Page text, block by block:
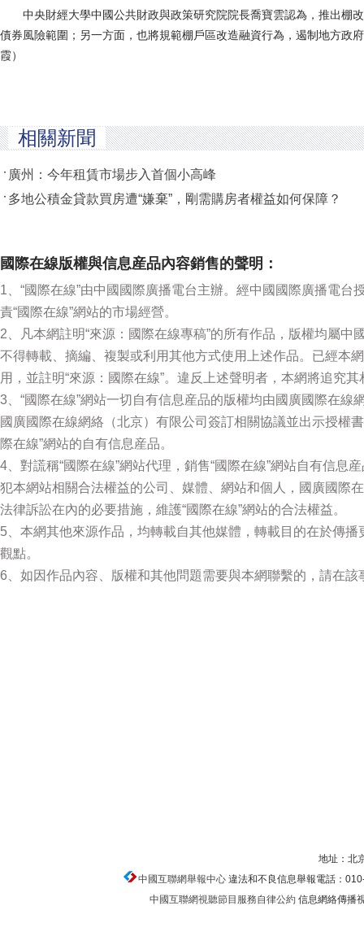
中央財經大學中國公共財政與政策研究院院長喬寶雲認為，推出棚
債券風險範圍；另一方面，也將規範棚戶區改造融資行為，遏制地方政
霞）
相關新聞
廣州：今年租賃市場步入首個小高峰
多地公積金貸款買房遭“嫌棄”，剛需購房者權益如何保障？
國際在線版權與信息産品內容銷售的聲明：
1、“國際在線”由中國國際廣播電台主辦。經中國國際廣播電
責“國際在線”網站的市場經營。
2、凡本網註明“來源：國際在線專稿”的所有作品，版權均屬
不得轉載、摘編、複製或利用其他方式使用上述作品。已經本
用，並註明“來源：國際在線”。違反上述聲明者，本網將追究
3、“國際在線”網站一切自有信息産品的版權均由國廣國際在
國廣國際在線網絡（北京）有限公司簽訂相關協議並出示授權
際在線”網站的自有信息産品。
4、對謊稱“國際在線”網站代理，銷售“國際在線”網站自有信息
犯本網站相關合法權益的公司、媒體、網站和個人，國廣國際
法律訴訟在內的必要措施，維護“國際在線”網站的合法權益。
5、本網其他來源作品，均轉載自其他媒體，轉載目的在於傳
觀點。
6、如因作品內容、版權和其他問題需要與本網聯繫的，請在
地址：北
中國互聯網舉報中心違法和不良信息舉報電話：
中國互聯網視聽節目服務自律公約信息網絡傳播